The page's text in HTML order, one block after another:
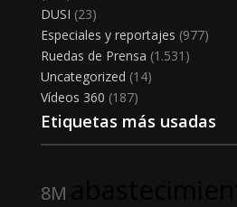
DUSI (23)
Especiales y reportajes (977)
Ruedas de Prensa (1.531)
Uncategorized (14)
Vídeos 360 (187)
Etiquetas más usadas
8M